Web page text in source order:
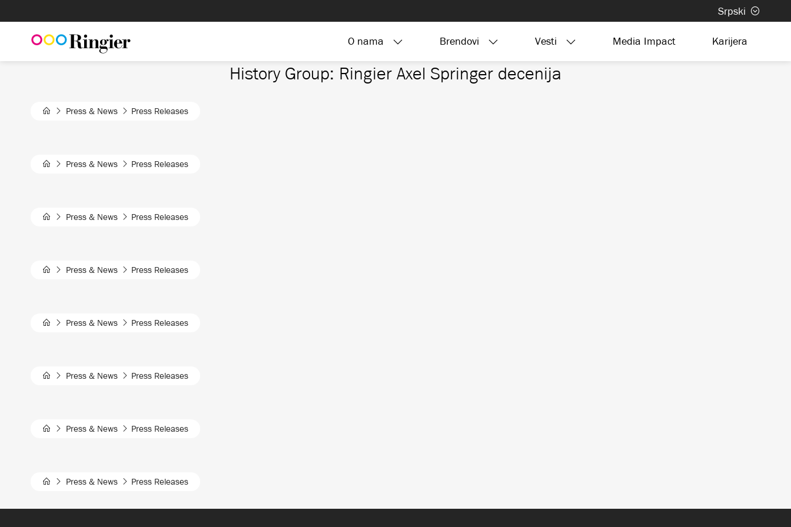
to
content
Srpski
O nama Brendovi Vesti Media Impact Karijera
History Group: Ringier Axel Springer decenija
Press & News Press Releases
Press & News Press Releases
Press & News Press Releases
Press & News Press Releases
Press & News Press Releases
Press & News Press Releases
Press & News Press Releases
Press & News Press Releases